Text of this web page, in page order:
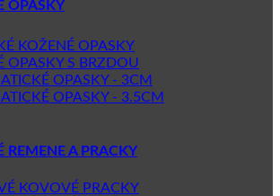
OPASKY
KOŽENÉ OPASKY
OPASKY S BRZDOU
OPASKY - 3CM
OPASKY - 3.5CM
REMENE A PRACKY
KOVOVÉ PRACKY